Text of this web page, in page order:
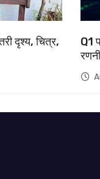
दृश्य, चित्र,
Q1